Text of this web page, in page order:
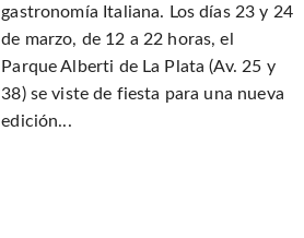
gastronomía Italiana. Los días 23 y 24
de marzo, de 12 a 22 horas, el
Parque Alberti de La Plata (Av. 25 y
38) se viste de fiesta para una nueva
edición...